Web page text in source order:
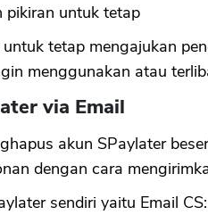
pikiran untuk tetap
tetap mengajukan
menggunakan atau
via Email
akun SPaylater
dengan cara
sendiri yaitu Email CS: